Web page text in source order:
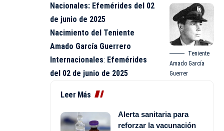
Teniente
Amado García
Guerrer
Nacionales: Efemérides del 02
de junio de 2025
Nacimiento del Teniente
Amado García Guerrero
Internacionales: Efemérides
del 02 de junio de 2025
Leer Más
Alerta sanitaria para
reforzar la vacunación